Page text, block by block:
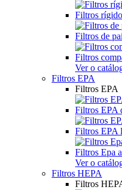
Filtros
Filtros de
Filtros
Ver o
Filtros EPA
Filtros EPA
Filtros EPA
Filtros EPA
Filtros Epa
Ver o
Filtros HEPA
Filtros